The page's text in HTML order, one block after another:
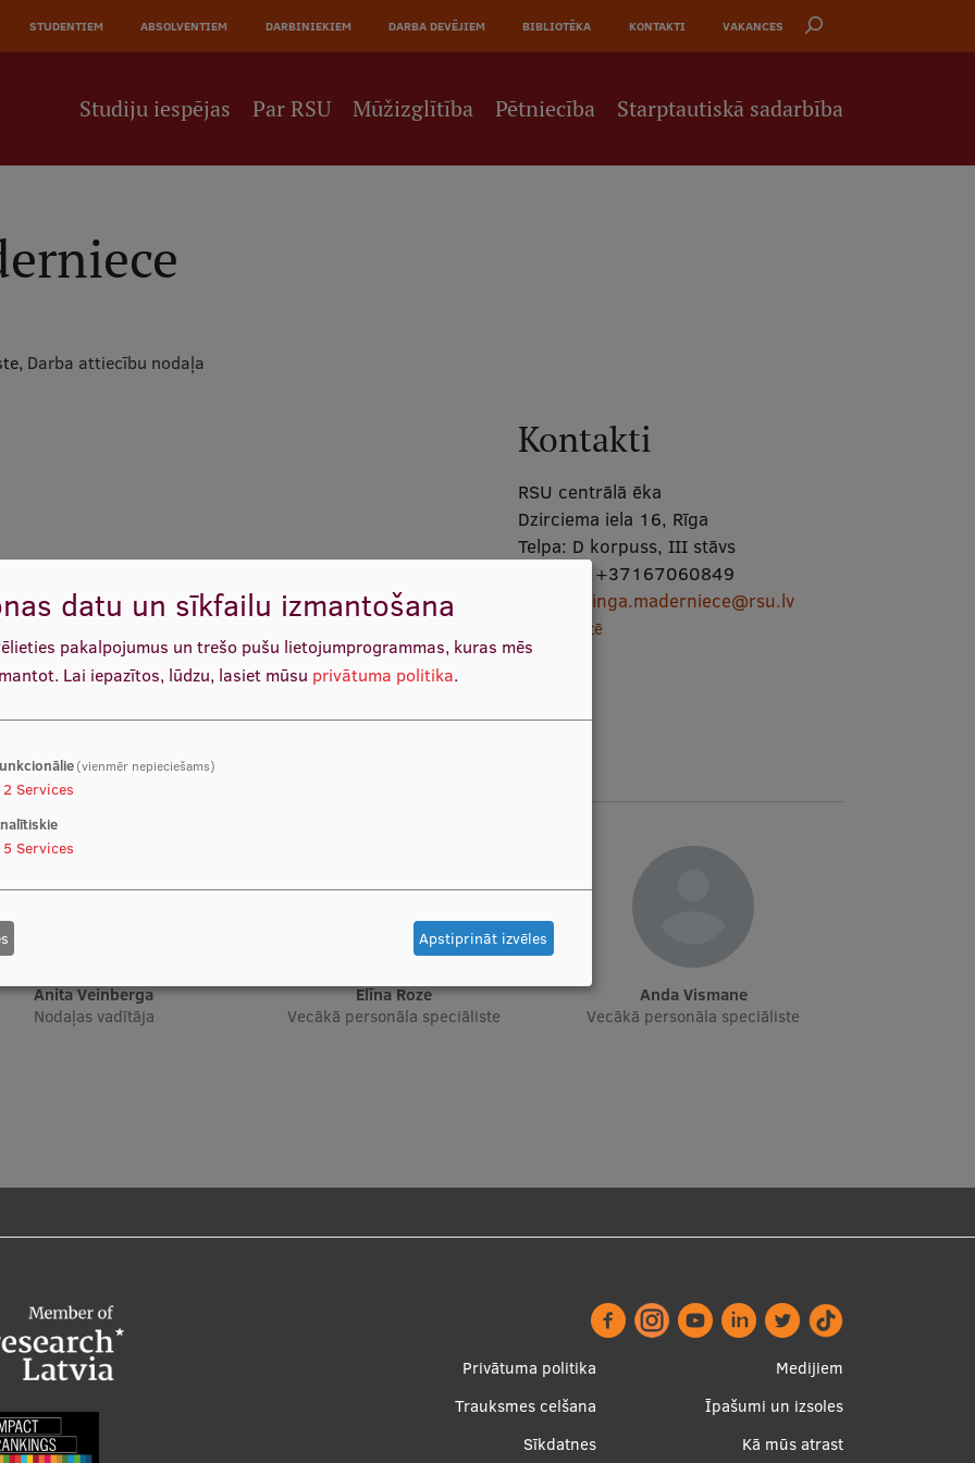
STUDENTIEM ABSOLVENTIEM DARBINIEKIEM DARBA DEVĒJIEM BIBLIOTĒKA KONTAKTI VAKANCES
Studiju iespējas Par RSU Mūžizglītība Pētniecība Starptautiskā sadarbība
Darba attiecību nodaļa
Kontakti
RSU centrālā ēka
Dzirciema iela 16, Rīga
Telpa: D korpuss, III stāvs
+37167060849
inga.maderniece@rsu.lv
Skatīt kartē
Anita Veinberga
Nodaļas vadītāja
Elīna Roze
Vecākā personāla speciāliste
Anda Vismane
Vecākā personāla speciāliste
Footer
menu
Privātuma politika
Trauksmes celšana
Sīkdatnes
Apakšējā
izvēlne2
Medijiem
Īpašumi un izsoles
Kā mūs atrast
datu un sīkfailu izmantošana
pakalpojumus un trešo pušu lietojumprogrammas, kuras mēs
Lai iepazītos, lūdzu, lasiet mūsu privātuma politika.
(vienmēr nepieciešams)
2 Services
5 Services
Apstiprināt izvēles